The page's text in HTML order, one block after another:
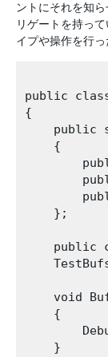
ントにそれを知
リゲートを持っ
イプや操作を行
public
{
public
    {
    };
public
void
    {
    }